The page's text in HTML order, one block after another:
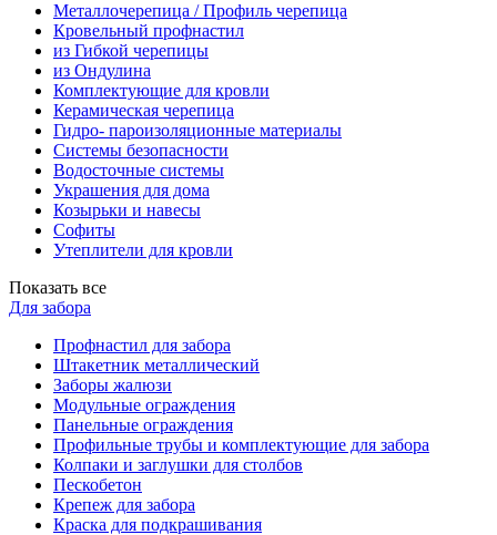
Металлочерепица / Профиль черепица
Кровельный профнастил
из Гибкой черепицы
из Ондулина
Комплектующие для кровли
Керамическая черепица
Гидро- пароизоляционные материалы
Системы безопасности
Водосточные системы
Украшения для дома
Козырьки и навесы
Софиты
Утеплители для кровли
Показать все
Для забора
Профнастил для забора
Штакетник металлический
Заборы жалюзи
Модульные ограждения
Панельные ограждения
Профильные трубы и комплектующие для забора
Колпаки и заглушки для столбов
Пескобетон
Крепеж для забора
Краска для подкрашивания